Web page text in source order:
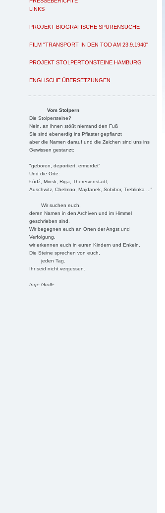
LINKS
PROJEKT BIOGRAFISCHE SPURENSUCHE
FILM "TRANSPORT IN DEN TOD AM 23.9.1940"
PROJEKT STOLPERTONSTEINE HAMBURG
ENGLISCHE ÜBERSETZUNGEN
Vom Stolpern
Die Stolpersteine?
Nein, an ihnen stößt niemand den Fuß
Sie sind ebenerdig ins Pflaster gepflanzt
aber die Namen darauf und die Zeichen sind uns ins
Gewissen gestanzt:
"geboren, deportiert, ermordet"
Und die Orte:
Łódź, Minsk, Riga, Theresienstadt,
Auschwitz, Chelmno, Majdanek, Sobibor, Treblinka ..."
Wir suchen euch,
deren Namen in den Archiven und im Himmel
geschrieben sind.
Wir begegnen euch an Orten der Angst und
Verfolgung,
wir erkennen euch in euren Kindern und Enkeln.
Die Steine sprechen von euch,
jeden Tag.
Ihr seid nicht vergessen.
Inge Grolle